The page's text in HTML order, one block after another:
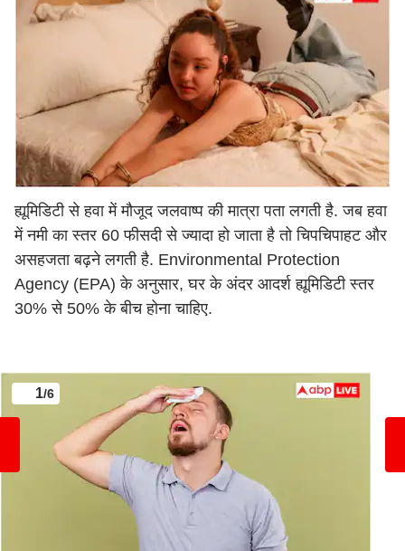
ह्यूमिडिटी से हवा में मौजूद जलवाष्प की मात्रा पता लगती है. जब हवा
में नमी का स्तर 60 फीसदी से ज्यादा हो जाता है तो चिपचिपाहट और
असहजता बढ़ने लगती है. Environmental Protection
Agency (EPA) के अनुसार, घर के अंदर आदर्श ह्यूमिडिटी स्तर
30% से 50% के बीच होना चाहिए.
1/6